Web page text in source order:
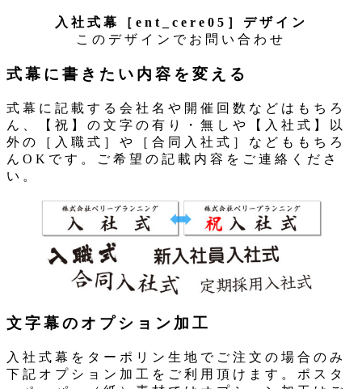
入社式幕［ent_cere05］デザイン
このデザインでお問い合わせ
式幕に書きたい内容を変える
式幕に記載する会社名や開催回数などはもちろ
ん、【祝】の文字の有り・無しや【入社式】以
外の［入職式］や［合同入社式］などももちろ
んOKです。ご希望の記載内容をご連絡くださ
い。
文字幕のオプション加工
入社式幕をターポリン生地でご注文の場合のみ
下記オプション加工をご利用頂けます。ポスタ